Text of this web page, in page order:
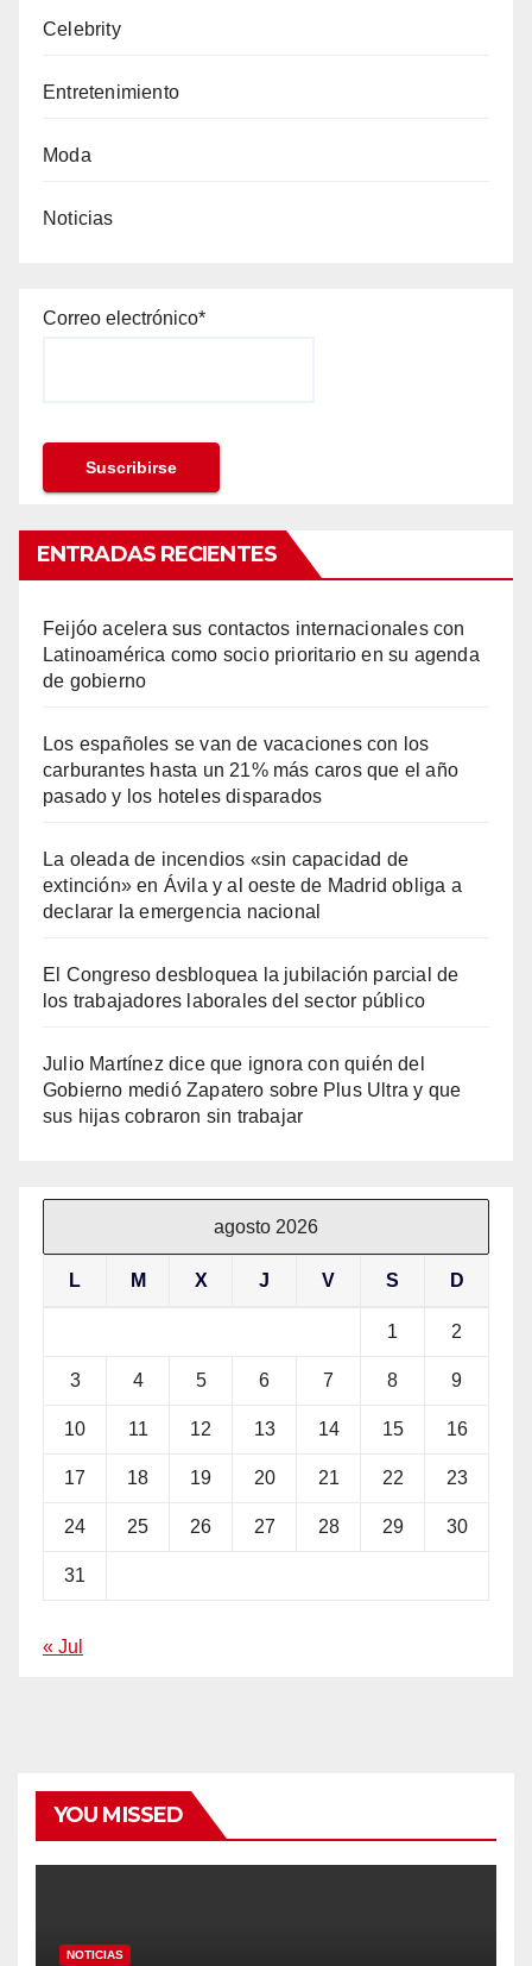
Celebrity
Entretenimiento
Moda
Noticias
Correo electrónico*
ENTRADAS RECIENTES
Feijóo acelera sus contactos internacionales con
Latinoamérica como socio prioritario en su agenda
de gobierno
Los españoles se van de vacaciones con los
carburantes hasta un 21% más caros que el año
pasado y los hoteles disparados
La oleada de incendios «sin capacidad de
extinción» en Ávila y al oeste de Madrid obliga a
declarar la emergencia nacional
El Congreso desbloquea la jubilación parcial de
los trabajadores laborales del sector público
Julio Martínez dice que ignora con quién del
Gobierno medió Zapatero sobre Plus Ultra y que
sus hijas cobraron sin trabajar
agosto 2026
L M X J V S D
1 2
3 4 5 6 7 8 9
10 11 12 13 14 15 16
17 18 19 20 21 22 23
24 25 26 27 28 29 30
31
« Jul
YOU MISSED
NOTICIAS